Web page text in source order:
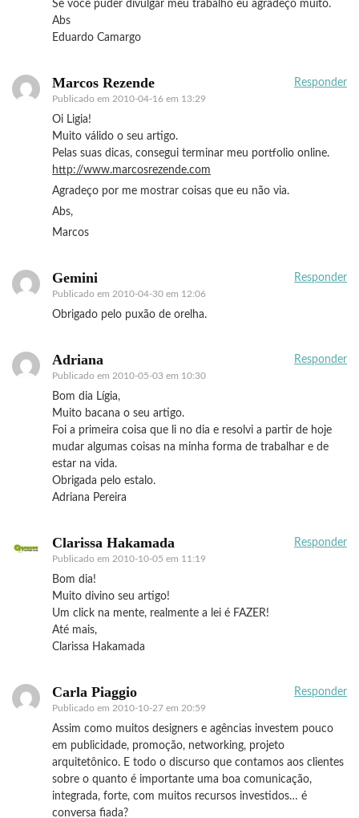
Se você puder divulgar meu trabalho eu agradeço muito.
Abs
Eduardo Camargo
Marcos Rezende
Publicado em 2010-04-16 em 13:29
Responder
Oi Ligia!
Muito válido o seu artigo.
Pelas suas dicas, consegui terminar meu portfolio online.
http://www.marcosrezende.com
Agradeço por me mostrar coisas que eu não via.
Abs,
Marcos
Gemini
Publicado em 2010-04-30 em 12:06
Responder
Obrigado pelo puxão de orelha.
Adriana
Publicado em 2010-05-03 em 10:30
Responder
Bom dia Lígia,
Muito bacana o seu artigo.
Foi a primeira coisa que li no dia e resolvi a partir de hoje
mudar algumas coisas na minha forma de trabalhar e de
estar na vida.
Obrigada pelo estalo.
Adriana Pereira
Clarissa Hakamada
Publicado em 2010-10-05 em 11:19
Responder
Bom dia!
Muito divino seu artigo!
Um click na mente, realmente a lei é FAZER!
Até mais,
Clarissa Hakamada
Carla Piaggio
Publicado em 2010-10-27 em 20:59
Responder
Assim como muitos designers e agências investem pouco
em publicidade, promoção, networking, projeto
arquitetônico. E todo o discurso que contamos aos clientes
sobre o quanto é importante uma boa comunicação,
integrada, forte, com muitos recursos investidos… é
conversa fiada?